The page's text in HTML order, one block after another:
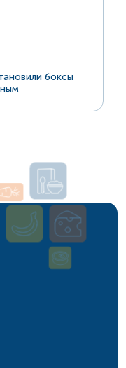
боксы